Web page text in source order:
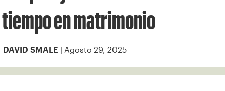
tiempo en matrimonio
DAVID SMALE | Agosto 29, 2025